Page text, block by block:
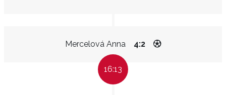
Mercelová Anna 4:2
16:13